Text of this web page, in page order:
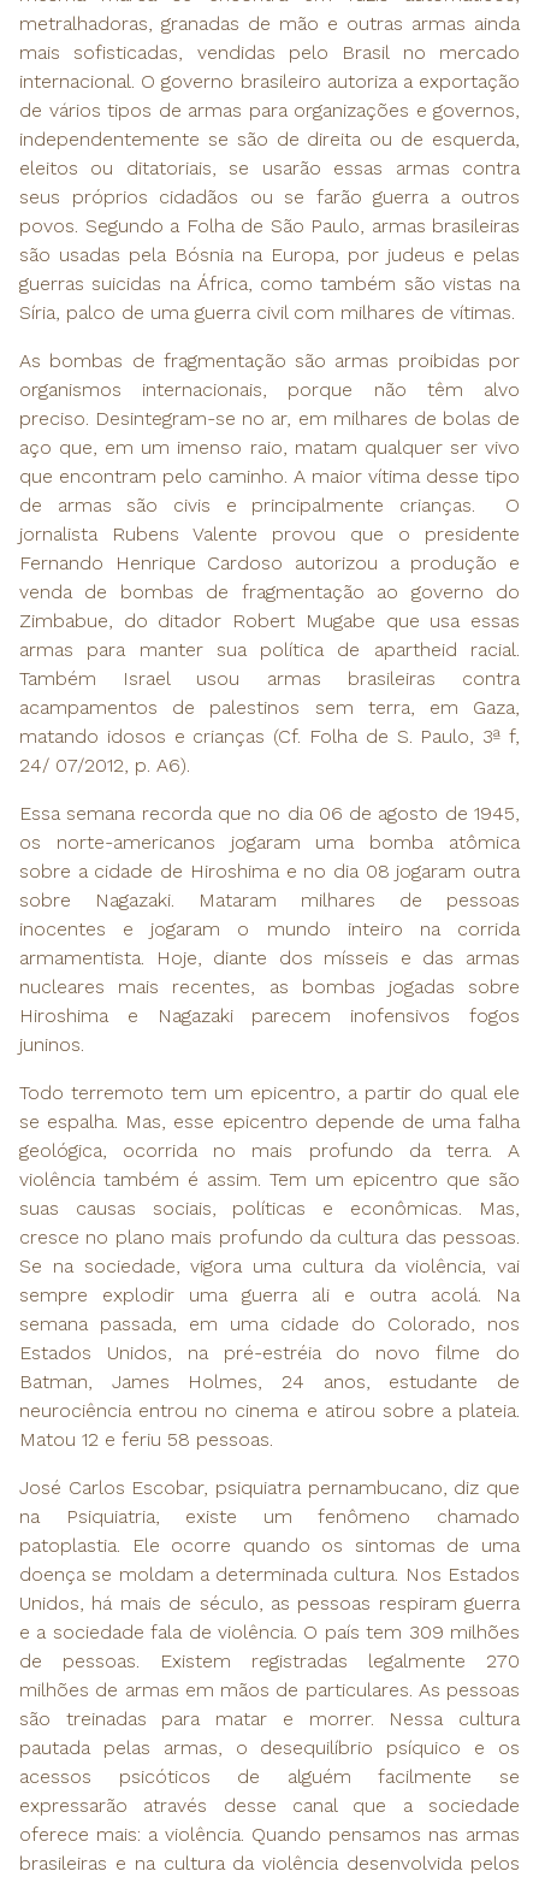
metralhadoras, granadas de mão e outras armas ainda
mais sofisticadas, vendidas pelo Brasil no mercado
internacional. O governo brasileiro autoriza a exportação
de vários tipos de armas para organizações e governos,
independentemente se são de direita ou de esquerda,
eleitos ou ditatoriais, se usarão essas armas contra
seus próprios cidadãos ou se farão guerra a outros
povos. Segundo a Folha de São Paulo, armas brasileiras
são usadas pela Bósnia na Europa, por judeus e pelas
guerras suicidas na África, como também são vistas na
Síria, palco de uma guerra civil com milhares de vítimas.
As bombas de fragmentação são armas proibidas por
organismos internacionais, porque não têm alvo
preciso. Desintegram-se no ar, em milhares de bolas de
aço que, em um imenso raio, matam qualquer ser vivo
que encontram pelo caminho. A maior vítima desse tipo
de armas são civis e principalmente crianças. O
jornalista Rubens Valente provou que o presidente
Fernando Henrique Cardoso autorizou a produção e
venda de bombas de fragmentação ao governo do
Zimbabue, do ditador Robert Mugabe que usa essas
armas para manter sua política de apartheid racial.
Também Israel usou armas brasileiras contra
acampamentos de palestinos sem terra, em Gaza,
matando idosos e crianças (Cf. Folha de S. Paulo, 3ª f,
24/ 07/2012, p. A6).
Essa semana recorda que no dia 06 de agosto de 1945,
os norte-americanos jogaram uma bomba atômica
sobre a cidade de Hiroshima e no dia 08 jogaram outra
sobre Nagazaki. Mataram milhares de pessoas
inocentes e jogaram o mundo inteiro na corrida
armamentista. Hoje, diante dos mísseis e das armas
nucleares mais recentes, as bombas jogadas sobre
Hiroshima e Nagazaki parecem inofensivos fogos
juninos.
Todo terremoto tem um epicentro, a partir do qual ele
se espalha. Mas, esse epicentro depende de uma falha
geológica, ocorrida no mais profundo da terra. A
violência também é assim. Tem um epicentro que são
suas causas sociais, políticas e econômicas. Mas,
cresce no plano mais profundo da cultura das pessoas.
Se na sociedade, vigora uma cultura da violência, vai
sempre explodir uma guerra ali e outra acolá. Na
semana passada, em uma cidade do Colorado, nos
Estados Unidos, na pré-estréia do novo filme do
Batman, James Holmes, 24 anos, estudante de
neurociência entrou no cinema e atirou sobre a plateia.
Matou 12 e feriu 58 pessoas.
José Carlos Escobar, psiquiatra pernambucano, diz que
na Psiquiatria, existe um fenômeno chamado
patoplastia. Ele ocorre quando os sintomas de uma
doença se moldam a determinada cultura. Nos Estados
Unidos, há mais de século, as pessoas respiram guerra
e a sociedade fala de violência. O país tem 309 milhões
de pessoas. Existem registradas legalmente 270
milhões de armas em mãos de particulares. As pessoas
são treinadas para matar e morrer. Nessa cultura
pautada pelas armas, o desequilíbrio psíquico e os
acessos psicóticos de alguém facilmente se
expressarão através desse canal que a sociedade
oferece mais: a violência. Quando pensamos nas armas
brasileiras e na cultura da violência desenvolvida pelos